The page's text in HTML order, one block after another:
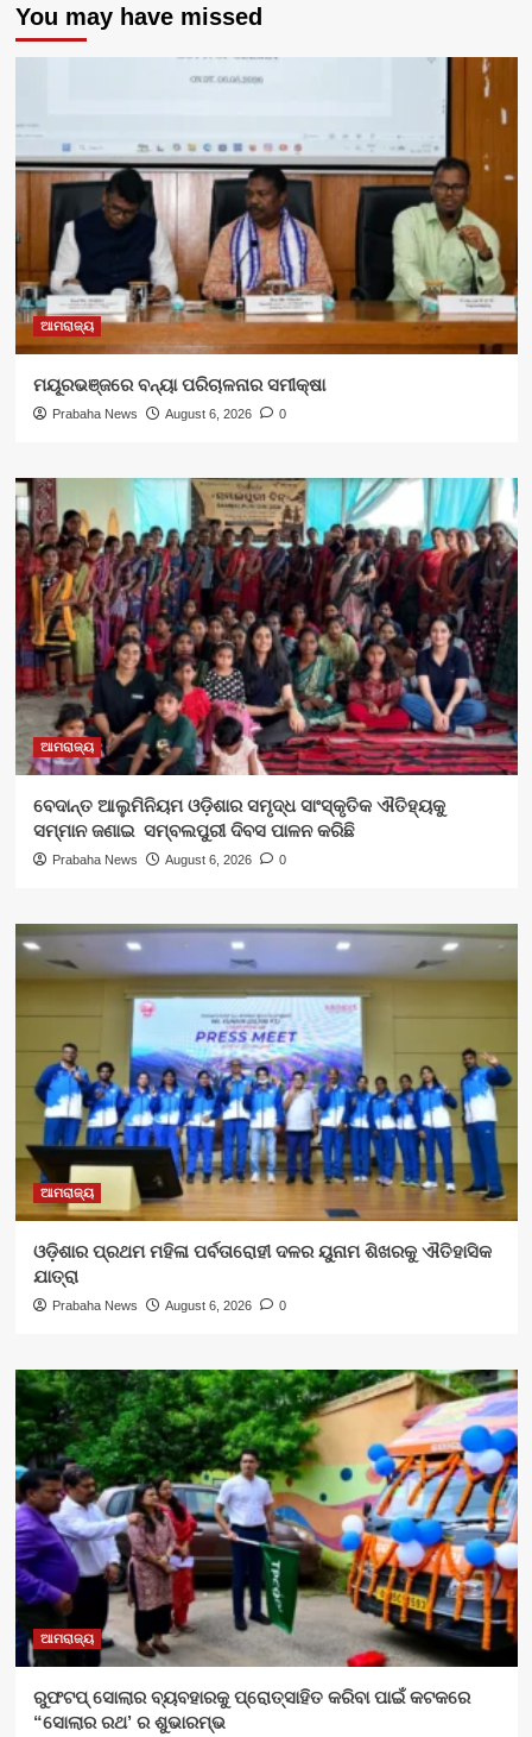
You may have missed
ଆମରାଜ୍ୟ
ମୟୂରଭଞ୍ଜରେ ବନ୍ୟା ପରିଚାଳନାର ସମୀକ୍ଷା
Prabaha News August 6, 2026 0
ଆମରାଜ୍ୟ
ବେଦାନ୍ତ ଆଲୁମିନିୟମ ଓଡ଼ିଶାର ସମୃଦ୍ଧ ସାଂସ୍କୃତିକ ଐତିହ୍ୟକୁ
ସମ୍ମାନ ଜଣାଇ ସମ୍ବଲପୁରୀ ଦିବସ ପାଳନ କରିଛି
Prabaha News August 6, 2026 0
ଆମରାଜ୍ୟ
ଓଡ଼ିଶାର ପ୍ରଥମ ମହିଳା ପର୍ବତାରୋହୀ ଦଳର ୟୁନାମ ଶିଖରକୁ ଐତିହାସିକ
ଯାତ୍ରା
Prabaha News August 6, 2026 0
ଆମରାଜ୍ୟ
ରୁଫଟପ୍ ସୋଲାର ବ୍ୟବହାରକୁ ପ୍ରୋତ୍ସାହିତ କରିବା ପାଇଁ କଟକରେ
“ସୋଲାର ରଥ’ ର ଶୁଭାରମ୍ଭ